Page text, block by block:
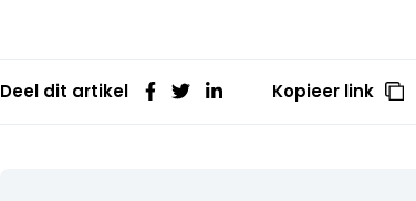
Deel dit artikel Kopieer link